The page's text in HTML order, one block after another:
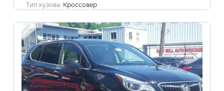
Тип кузова: Кроссовер